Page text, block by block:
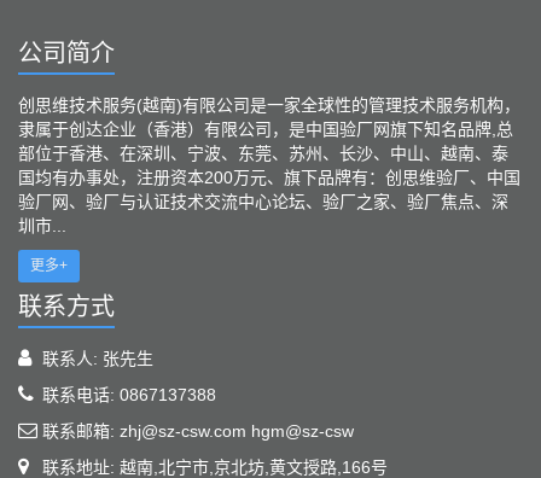
公司简介
创思维技术服务(越南)有限公司是一家全球性的管理技术服务机构，
隶属于创达企业（香港）有限公司，是中国验厂网旗下知名品牌,总
部位于香港、在深圳、宁波、东莞、苏州、长沙、中山、越南、泰
国均有办事处，注册资本200万元、旗下品牌有：创思维验厂、中国
验厂网、验厂与认证技术交流中心论坛、验厂之家、验厂焦点、深
圳市...
更多+
联系方式
联系人: 张先生
联系电话: 0867137388
联系邮箱: zhj@sz-csw.com hgm@sz-csw
联系地址: 越南,北宁市,京北坊,黄文授路,166号